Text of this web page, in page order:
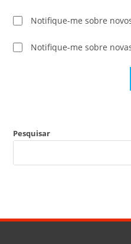
Notifique-me sobre
Notifique-me sobre
Pesquisar